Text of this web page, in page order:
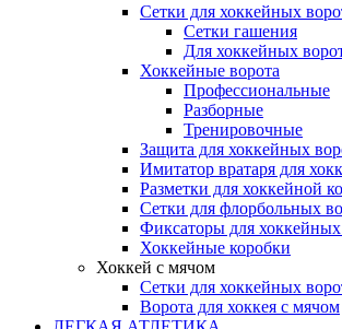
Сетки для хоккейных
Сетки гашения
Для хоккейных
Хоккейные ворота
Профессиональные
Разборные
Тренировочные
Защита для хоккейных
Имитатор вратаря для
Разметки для хоккейной
Сетки для флорбольных
Фиксаторы для
Хоккейные коробки
Хоккей с мячом
Сетки для хоккейных
Ворота для хоккея с мячом